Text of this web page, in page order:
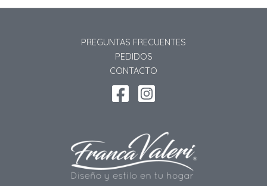
PREGUNTAS FRECUENTES
PEDIDOS
CONTACTO